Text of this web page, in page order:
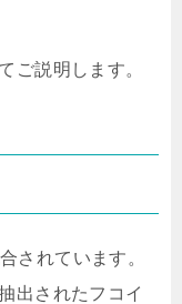
ご説明します。
されています。
出されたフコイ